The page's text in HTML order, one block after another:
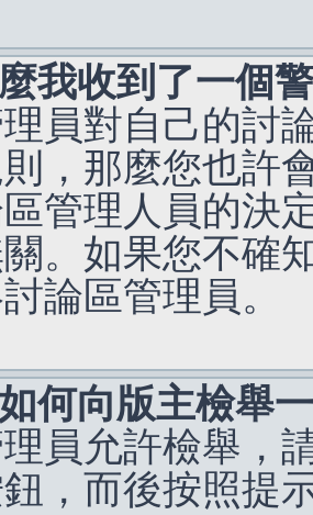
我收到了一個
員對自己的討
，那麼您也許
管理人員的決
。如果您不確
論區管理員。
何向版主檢舉
員允許檢舉，
，而後按照提